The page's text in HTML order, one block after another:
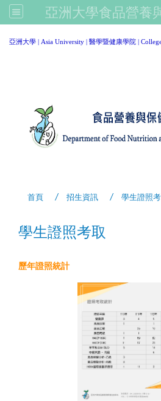
亞洲大學食品營養
亞洲大學 | Asia University | 醫學暨健康學院 |
首頁 招生資訊 學生證照
學生證照考取
歷年證照統計